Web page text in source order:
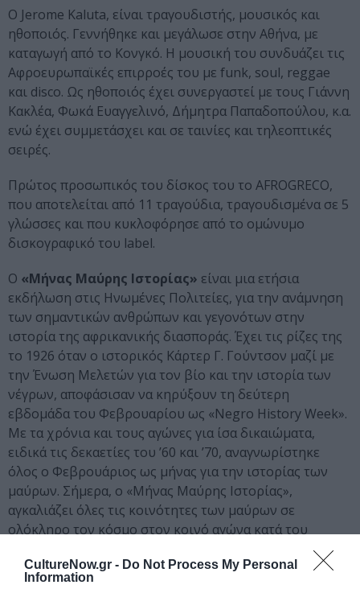
CultureNow.gr - Do Not Process My Personal
Information
Ο Jerome Kaluta, είναι τραγουδιστής, μουσικός και
ηθοποιός. Γεννήθηκε και μεγάλωσε στην Αθήνα, με
καταγωγή από το Κονγκό. Η μουσική του συνδυάζει τις
Αφροευρωπαϊκές επιρροές του με funk, soul, reggae
και disco. Ως ηθοποιός έχει συνεργαστεί με τους Γιάννη
Κακλέα, Φωκά Ευαγγελινό, Δήμητρα Παπαδοπούλου, κ.α.
ενώ έχει συμμετάσχει και σε ταινίες και τηλεοπτικές
σειρές.
Πρώτος προσωπικός του δίσκος του το AFROGRECO,
που αποτελείται από 11 τραγούδια, τραγουδισμένα σε 5
γλώσσες και που κυκλοφόρησε από το ομώνυμο
δισκογραφικό του label.
Ο «Μήνας Μαύρης Ιστορίας» είναι μια ετήσια
εκδήλωση στις Ηνωμένες Πολιτείες, για την ανάμνηση
των σημαντικών ανθρώπων και γεγονότων στην
ιστορία της αφρικανικής διασποράς. Έχει τις ρίζες της
το 1926 όταν ο ιστορικός Κάρτερ Γ. Γούντσον μαζί με
την Ένωση Μελετών για τον βίο και την ιστορία των
νέγρων, αποφάσισαν να κηρύξουν τη δεύτερη
εβδομάδα του Φεβρουαρίου ως «Negro History Week».
Με τα χρόνια και τους αγώνες για ίσα δικαιώματα,
ειδικά τις δεκαετίες του ’60 και ’70, αναγνωρίστηκε
όλος ο Φεβρουάριος ως μήνας για την ιστορίας των
μαύρων. Σήμερα, ο «Μήνας Μαύρης Ιστορίας»,
αγκαλιάζει όλες τις κοινότητες των μαύρων σε
ολόκληρο τον κόσμο στον κοινό αγώνα κατά του